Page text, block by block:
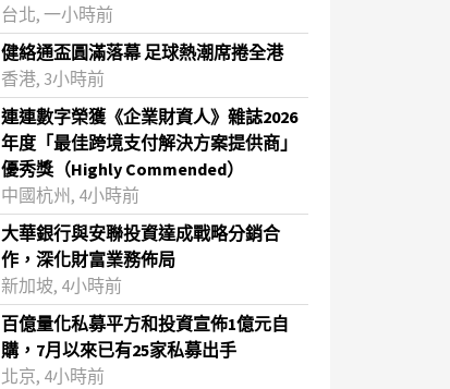
台北, 一小時前
健絡通盃圓滿落幕 足球熱潮席捲全港
香港, 3小時前
連連數字榮獲《企業財資人》雜誌2026
年度「最佳跨境支付解決方案提供商」
優秀獎（Highly Commended）
中國杭州, 4小時前
大華銀行與安聯投資達成戰略分銷合
作，深化財富業務佈局
新加坡, 4小時前
百億量化私募平方和投資宣佈1億元自
購，7月以來已有25家私募出手
北京, 4小時前